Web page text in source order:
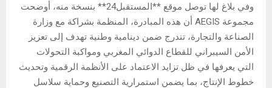
وفي بلاغ لها توصل موقع **المستقبل24** بنسخة منه، أوضحت
مجموعة AEGIS أن هذه المبادرة، المنظمة بشراكة مع وزارة
الصناعة والتجارة، تندرج ضمن دينامية وطنية تهدف إلى تعزيز
الأمن السيبراني للقطاع الدوائي المغربي ومواكبة التحولات
التي يعرفها في ظل تزايد الاعتماد على الأنظمة الرقمية وتحديث
خطوط الإنتاج، بما يضمن استمرارية التصنيع وحماية سلاسل